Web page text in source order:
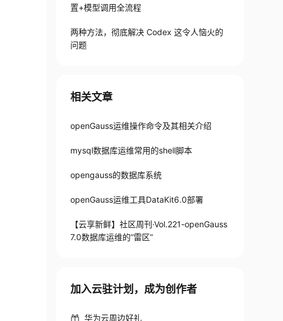
置+模型调用全流程
两种方法，彻底解决 Codex 这令人恼火的
问题
相关文章
openGauss运维操作命令及其相关介绍
mysql数据库运维常用的shell脚本
opengauss的数据库系统
openGauss运维工具DataKit6.0部署
【云享新鲜】社区周刊·Vol.221-openGauss
7.0数据库运维的”雷区”
加入云驻计划，成为创作者
华为云周边好礼